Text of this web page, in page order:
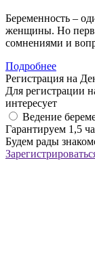
Беременность –
женщины. Но
сомнениями и
Подробнее
Регистрация на
Для регистрации
интересует
Ведение
Гарантируем 1,5
Будем рады